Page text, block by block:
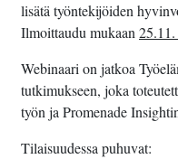
lisätä työntekijöiden
Ilmoittaudu mukaan
Webinaari on jatkoa
tutkimukseen, joka
työn ja Promenade
Tilaisuudessa puhuvat: